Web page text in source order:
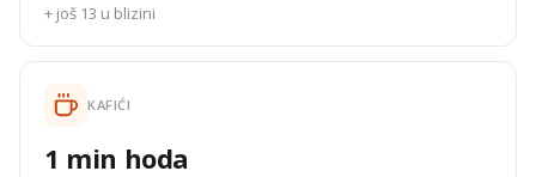
+ još 13 u blizini
KAFIĆI
1 min hoda